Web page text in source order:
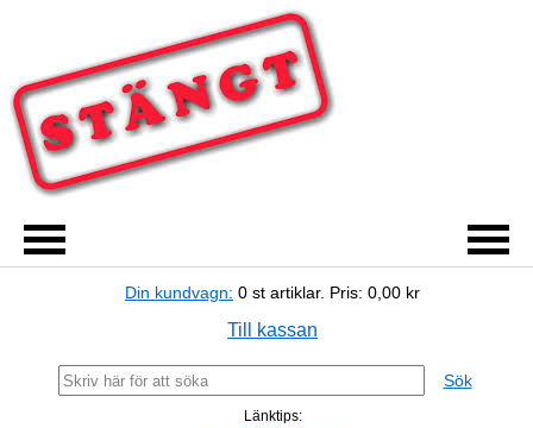
Din kundvagn: 0 st artiklar. Pris: 0,00 kr
Till kassan
Sök
Länktips: